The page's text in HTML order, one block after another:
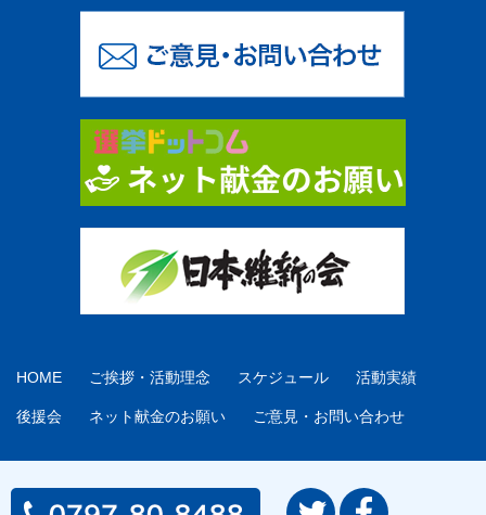
HOME ご挨拶・活動理念 スケジュール 活動実績
後援会 ネット献金のお願い ご意見・お問い合わせ